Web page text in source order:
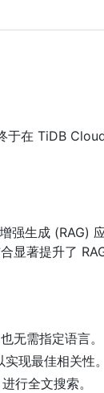
在 TiDB
生成 (RAG)
著提升了
无需指定语言。
现最佳相关性。
行全文搜索。